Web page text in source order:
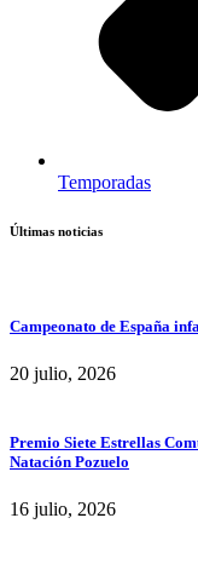
Temporadas
Últimas noticias
Campeonato de España
20 julio, 2026
Premio Siete Estrellas
Natación Pozuelo
16 julio, 2026